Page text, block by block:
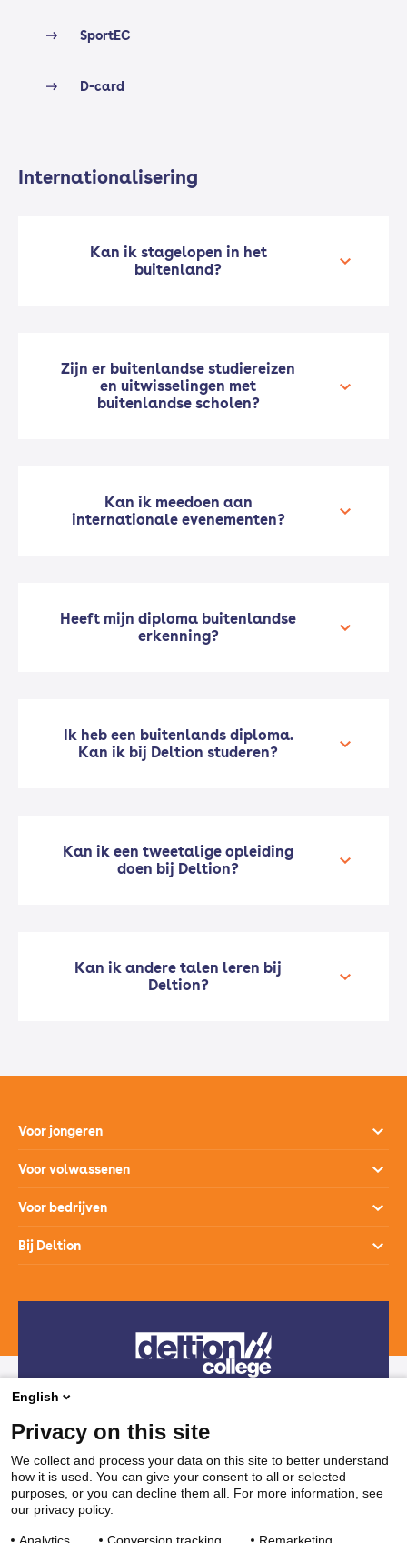
SportEC
D-card
Internationalisering
Kan ik stagelopen in het
buitenland?
Zijn er buitenlandse studiereizen
en uitwisselingen met
buitenlandse scholen?
Kan ik meedoen aan
internationale evenementen?
Heeft mijn diploma buitenlandse
erkenning?
Ik heb een buitenlands diploma.
Kan ik bij Deltion studeren?
Kan ik een tweetalige opleiding
doen bij Deltion?
Kan ik andere talen leren bij
Deltion?
Voor jongeren
Opleidingen
Open dagen
Studiekeuzehulp
Hoe werkt het mbo
Voor decanen
Voor volwassenen
Opleidingen
Loopbaanontwikkeling
SprintLyceum
Voor bedrijven
Opleidingen
Branches
Subsidies voor bedrijven
Bedrijvenloket en accountmanagers
Bij Deltion
Route
Restaurants & Leerbedrijven
038 850 30 00
Mail contact
English
Privacy on this site
We collect and process your data on this site to better understand
how it is used. You can give your consent to all or selected
purposes, or you can decline them all. For more information, see
our privacy policy.